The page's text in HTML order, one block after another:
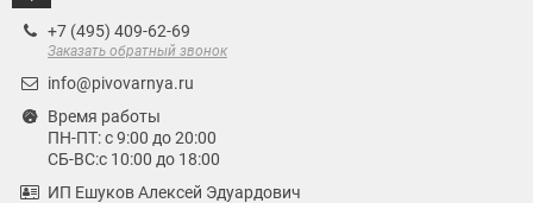
+7 (495) 409-62-69
Заказать обратный звонок
info@pivovarnya.ru
Время работы
ПН-ПТ: с 9:00 до 20:00
СБ-ВС:с 10:00 до 18:00
ИП Ешуков Алексей Эдуардович